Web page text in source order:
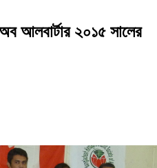
আলবার্টার ২০১৫ সালের